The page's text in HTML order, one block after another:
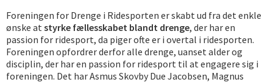
Foreningen for Drenge i Ridesporten er skabt ud fra det enkle
ønske atstyrke fællesskabet blandt drenge, der har en
passion for ridesport, da piger ofte er i overtal i ridesporten.
Foreningen opfordrer derfor alle drenge, uanset alder og
disciplin, der har en passion for ridesport til at engagere sig i
foreningen. Det har Asmus Skovby Due Jacobsen, Magnus